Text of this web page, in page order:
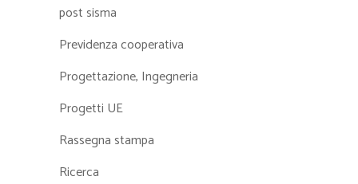
post sisma
Previdenza cooperativa
Progettazione, Ingegneria
Progetti UE
Rassegna stampa
Ricerca